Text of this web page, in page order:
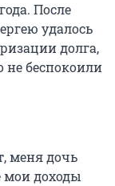
После
удалось
долга,
не беспокоили
меня дочь
мои доходы